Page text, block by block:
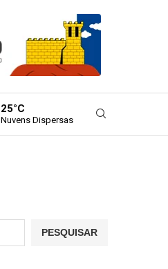
25°C
Nuvens Dispersas
PESQUISAR